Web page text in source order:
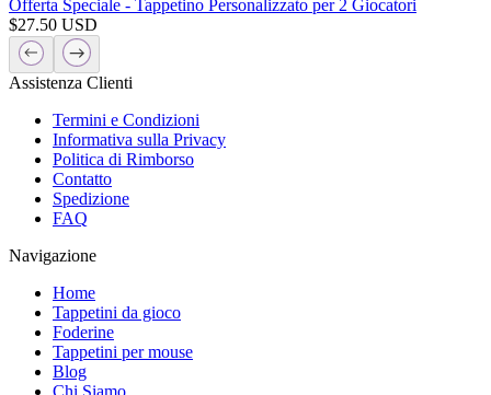
Offerta Speciale - Tappetino Personalizzato per 2 Giocatori
$27.50 USD
Assistenza Clienti
Termini e Condizioni
Informativa sulla Privacy
Politica di Rimborso
Contatto
Spedizione
FAQ
Navigazione
Home
Tappetini da gioco
Foderine
Tappetini per mouse
Blog
Chi Siamo